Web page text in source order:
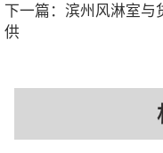
下一篇： 滨州风淋室与
供